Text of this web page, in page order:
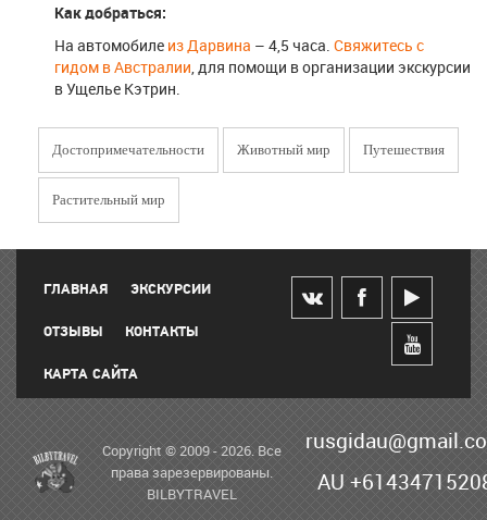
Как добраться:
На автомобиле из Дарвина – 4,5 часа. Свяжитесь с
гидом в Австралии, для помощи в организации экскурсии
в Ущелье Кэтрин.
Достопримечательности Животный мир Путешествия
Растительный мир
ГЛАВНАЯ ЭКСКУРСИИ
ОТЗЫВЫ КОНТАКТЫ
КАРТА САЙТА
Copyright © 2009 - 2026. Все
права зарезервированы.
BILBYTRAVEL
AU